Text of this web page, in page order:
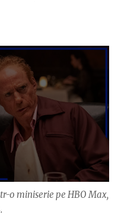
o miniserie pe HBO Max,